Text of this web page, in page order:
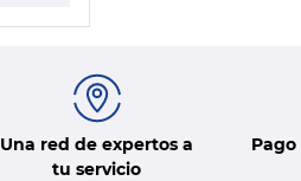
Una red de expertos a
tu servicio
Pago